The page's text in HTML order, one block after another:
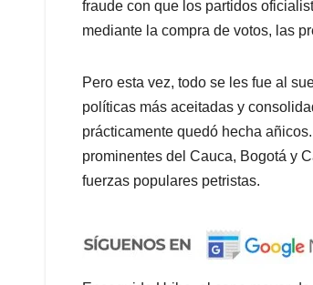
fraude con que los partidos
mediante la compra de votos, las
Pero esta vez, todo se les fue al
políticas más aceitadas y
prácticamente quedó hecha
prominentes del Cauca, Bogotá y
fuerzas populares petristas.